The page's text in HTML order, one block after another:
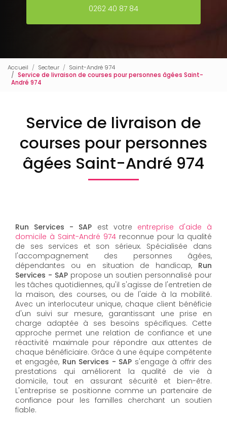
0262 40 87 84
Accueil Secteur
Saint-André 974
Service de livraison de courses pour personnes âgées Saint-
André 974
Service de livraison de
courses pour personnes
âgées Saint-André 974
Run Services - SAP est votre entreprise d'aide à
domicile à Saint-André 974 reconnue pour la qualité
de ses services et son sérieux. Spécialisée dans
l'accompagnement des personnes âgées,
dépendantes ou en situation de handicap, Run
Services - SAP propose un soutien personnalisé pour
les tâches quotidiennes, qu'il s'agisse de l'entretien de
la maison, des courses, ou de l'aide à la mobilité.
Avec un interlocuteur unique, chaque client bénéficie
d'un suivi sur mesure, garantissant une prise en
charge adaptée à ses besoins spécifiques. Cette
approche permet une relation de confiance et une
réactivité maximale pour répondre aux attentes de
chaque bénéficiaire. Grâce à une équipe compétente
et engagée, Run Services - SAP s'engage à offrir des
prestations qui améliorent la qualité de vie à
domicile, tout en assurant sécurité et bien-être.
L'entreprise se positionne comme un partenaire de
confiance pour les familles cherchant un soutien
fiable.